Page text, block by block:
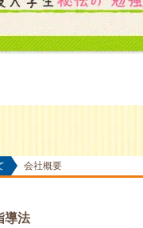
会社概要
導法